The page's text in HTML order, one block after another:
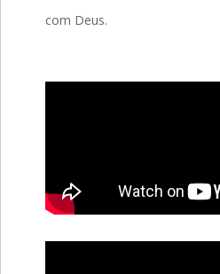
com Deus.